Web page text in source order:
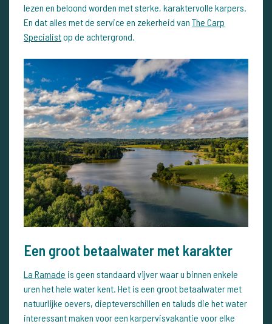
lezen en beloond worden met sterke, karaktervolle karpers.
En dat alles met de service en zekerheid van The Carp
Specialistop de achtergrond.
Een groot betaalwater met karakter
La Ramade is geen standaard vijver waar u binnen enkele
uren het hele water kent. Het is een groot betaalwater met
natuurlijke oevers, diepteverschillen en taluds die het water
interessant maken voor een karpervisvakantie voor elke